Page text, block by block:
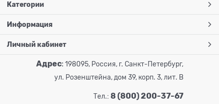
Категории
Информация
Личный кабинет
Адрес: 198095, Россия, г. Санкт-Петербург,
ул. Розенштейна, дом 39, корп. 3, лит. В
Тел.: 8 (800) 200-37-67